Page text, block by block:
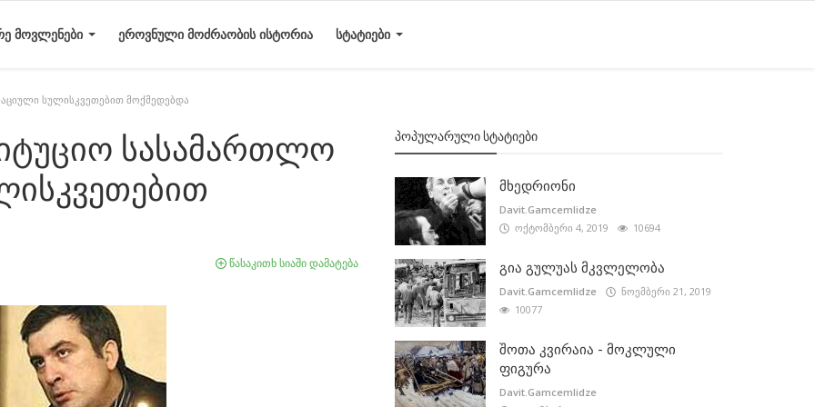
ᲛᲝᲕᲚᲔᲜᲔᲑᲘ ᲔᲠᲝᲕᲜᲣᲚᲘ ᲛᲝᲫᲠᲐᲝᲑᲘᲡ ᲘᲡᲢᲝᲠᲘᲐ ᲡᲢᲐᲢᲘᲔᲑᲘ
სულისკვეთებით მოქმედებდა
სასამართლო
წასაკითხ სიაში დამატება
ᲞᲝᲞᲣᲚᲐᲠᲣᲚᲘ ᲡᲢᲐᲢᲘᲔᲑᲘ
მხედრიონი
Davit.Gamcemlidze
ოქტომბერი 4, 2019
10694
გია გულუას მკვლელობა
Davit.Gamcemlidze
ნოემბერი 21, 2019
10077
შოთა კვირაია - მოკლული
ფიგურა
Davit.Gamcemlidze